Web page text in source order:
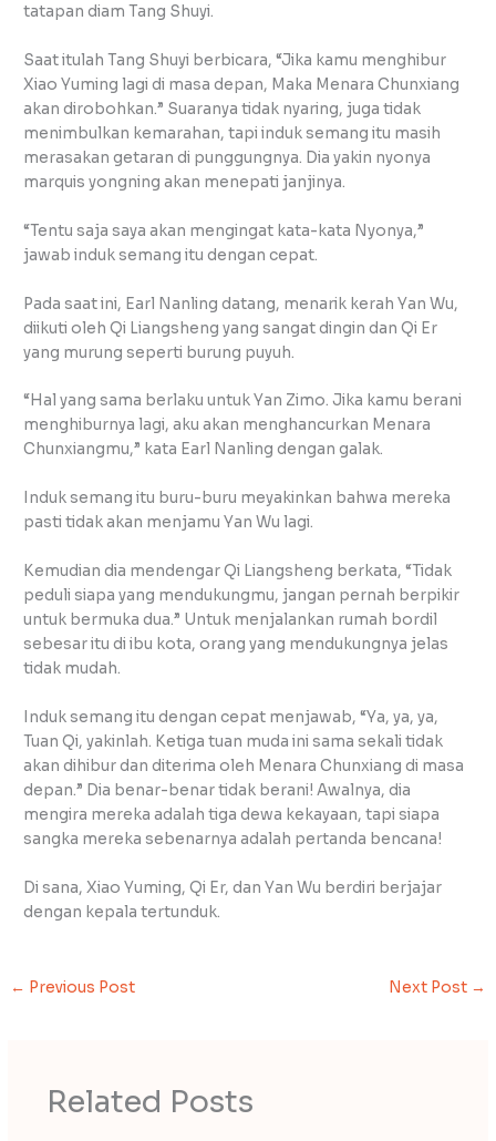
tatapan diam Tang Shuyi.
Saat itulah Tang Shuyi berbicara, “Jika kamu menghibur
Xiao Yuming lagi di masa depan, Maka Menara Chunxiang
akan dirobohkan.” Suaranya tidak nyaring, juga tidak
menimbulkan kemarahan, tapi induk semang itu masih
merasakan getaran di punggungnya. Dia yakin nyonya
marquis yongning akan menepati janjinya.
“Tentu saja saya akan mengingat kata-kata Nyonya,”
jawab induk semang itu dengan cepat.
Pada saat ini, Earl Nanling datang, menarik kerah Yan Wu,
diikuti oleh Qi Liangsheng yang sangat dingin dan Qi Er
yang murung seperti burung puyuh.
“Hal yang sama berlaku untuk Yan Zimo. Jika kamu berani
menghiburnya lagi, aku akan menghancurkan Menara
Chunxiangmu,” kata Earl Nanling dengan galak.
Induk semang itu buru-buru meyakinkan bahwa mereka
pasti tidak akan menjamu Yan Wu lagi.
Kemudian dia mendengar Qi Liangsheng berkata, “Tidak
peduli siapa yang mendukungmu, jangan pernah berpikir
untuk bermuka dua.” Untuk menjalankan rumah bordil
sebesar itu di ibu kota, orang yang mendukungnya jelas
tidak mudah.
Induk semang itu dengan cepat menjawab, “Ya, ya, ya,
Tuan Qi, yakinlah. Ketiga tuan muda ini sama sekali tidak
akan dihibur dan diterima oleh Menara Chunxiang di masa
depan.” Dia benar-benar tidak berani! Awalnya, dia
mengira mereka adalah tiga dewa kekayaan, tapi siapa
sangka mereka sebenarnya adalah pertanda bencana!
Di sana, Xiao Yuming, Qi Er, dan Yan Wu berdiri berjajar
dengan kepala tertunduk.
← Previous Post Next Post →
Related Posts